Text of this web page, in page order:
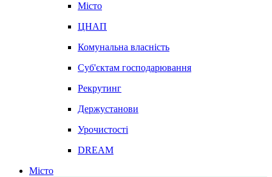
Місто
ЦНАП
Комунальна власність
Суб'єктам господарювання
Рекрутинг
Держустанови
Урочистості
DREAM
Місто